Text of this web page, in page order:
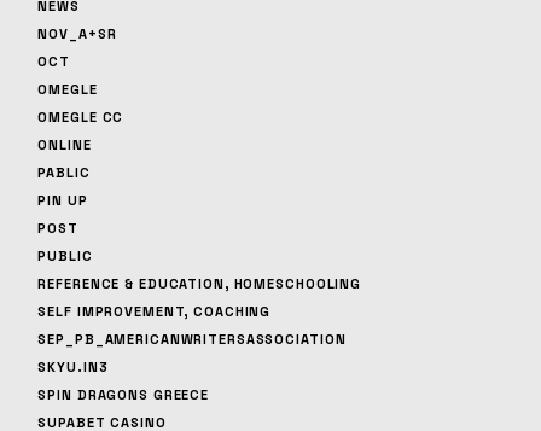
NEWS
NOV_A+SR
OCT
OMEGLE
OMEGLE CC
ONLINE
PABLIC
PIN UP
POST
PUBLIC
REFERENCE & EDUCATION, HOMESCHOOLING
SELF IMPROVEMENT, COACHING
SEP_PB_AMERICANWRITERSASSOCIATION
SKYU.IN3
SPIN DRAGONS GREECE
SUPABET CASINO